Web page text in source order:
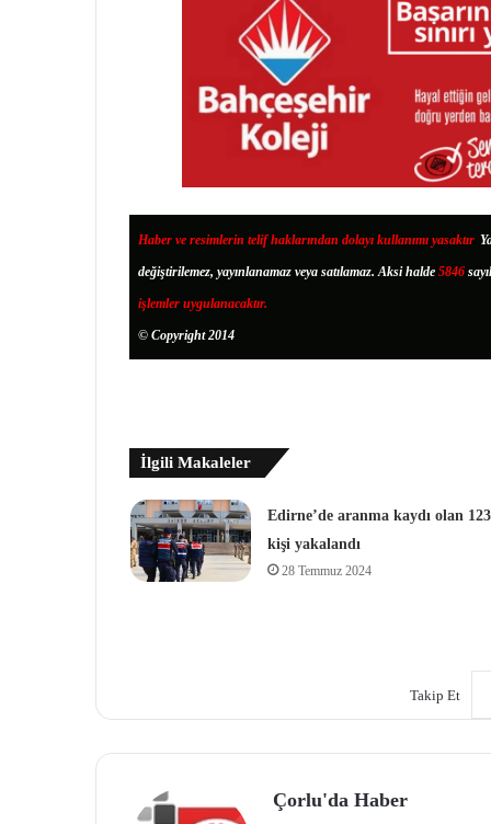
Haber ve resimlerin telif haklarından dolayı kullanımı yasaktır.
değiştirilemez, yayınlanamaz veya satılamaz. Aksi halde 5846
işlemler uygulanacaktır.
© Copyright 2014
İlgili Makaleler
Edirne’de aranma kaydı olan 123
kişi yakalandı
28 Temmuz 2024
Takip Et
Çorlu'da Haber